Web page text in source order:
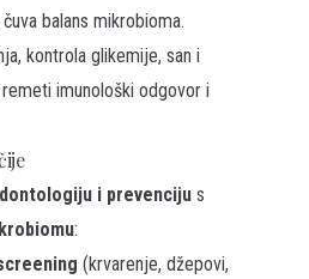
balans mikrobioma.
kontrola glikemije, san i
imunološki odgovor i
i prevenciju s
:
(krvarenje, džepovi,